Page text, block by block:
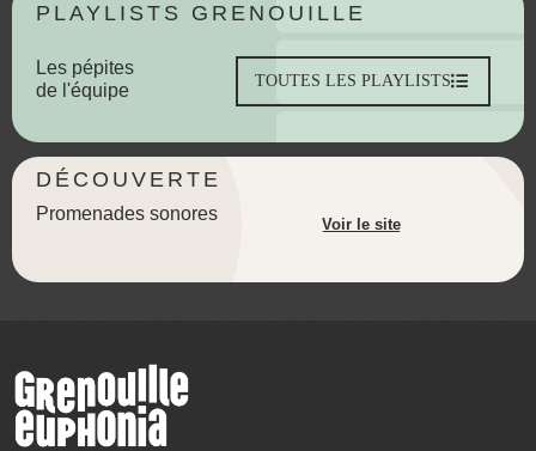
PLAYLISTS GRENOUILLE
Les pépites
de l'équipe
TOUTES LES PLAYLISTS
DÉCOUVERTE
Promenades sonores
Voir le site